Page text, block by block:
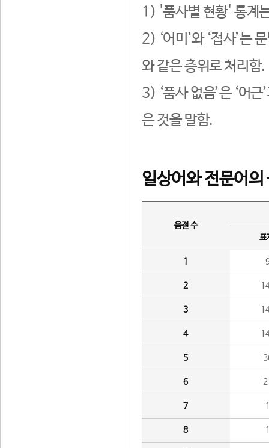
1) '품사별 현황' 통계
2) ‘어미’와 ‘접사’는
와 같은 층위로 처리함.
3) ‘품사 없음’은 ‘어
은 것을 말함.
일상어와 전문어의
음절 수
표
1
2
3
4
5
6
7
8